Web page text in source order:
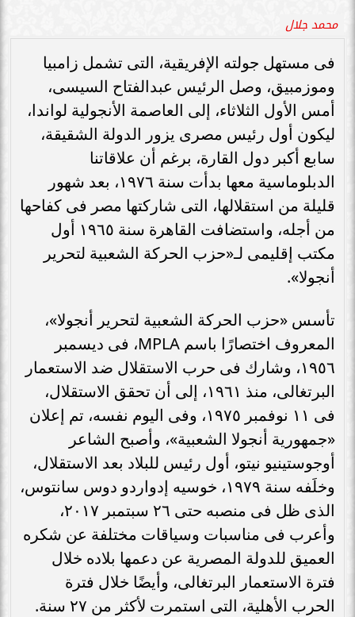
محمد جلال
فى مستهل جولته الإفريقية، التى تشمل زامبيا
وموزمبيق، وصل الرئيس عبدالفتاح السيسى،
أمس الأول الثلاثاء، إلى العاصمة الأنجولية لواندا،
ليكون أول رئيس مصرى يزور الدولة الشقيقة،
سابع أكبر دول القارة، برغم أن علاقاتنا
الدبلوماسية معها بدأت سنة ١٩٧٦، بعد شهور
قليلة من استقلالها، التى شاركتها مصر فى كفاحها
من أجله، واستضافت القاهرة سنة ١٩٦٥ أول
مكتب إقليمى لـ«حزب الحركة الشعبية لتحرير
أنجولا».
تأسس «حزب الحركة الشعبية لتحرير أنجولا»،
المعروف اختصارًا باسم MPLA، فى ديسمبر
١٩٥٦، وشارك فى حرب الاستقلال ضد الاستعمار
البرتغالى، منذ ١٩٦١، إلى أن تحقق الاستقلال،
فى ١١ نوفمبر ١٩٧٥، وفى اليوم نفسه، تم إعلان
«جمهورية أنجولا الشعبية»، وأصبح الشاعر
أوجوستينيو نيتو، أول رئيس للبلاد بعد الاستقلال،
وخلَفه سنة ١٩٧٩، خوسيه إدواردو دوس سانتوس،
الذى ظل فى منصبه حتى ٢٦ سبتمبر ٢٠١٧،
وأعرب فى مناسبات وسياقات مختلفة عن شكره
العميق للدولة المصرية عن دعمها بلاده خلال
فترة الاستعمار البرتغالى، وأيضًا خلال فترة
الحرب الأهلية، التى استمرت لأكثر من ٢٧ سنة.